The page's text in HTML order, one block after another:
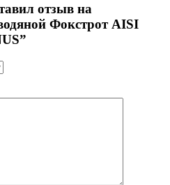
отзыв на
Фокстрот AISI